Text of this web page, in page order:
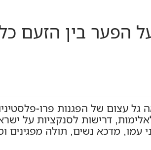
הפער בין הזעם
באוקטובר 2023, העולם ראה גל עצום של
דרישות לסנקציות על
מדכא נשים, תולה מפגינים